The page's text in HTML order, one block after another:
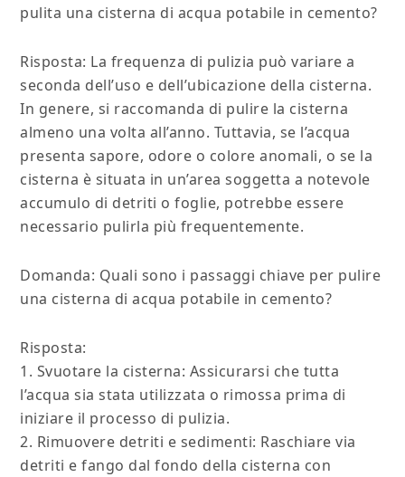
pulita una cisterna di acqua potabile in cemento?
Risposta: La frequenza di pulizia può variare a
seconda dell’uso e dell’ubicazione della cisterna.
In genere, si raccomanda di pulire la cisterna
almeno una volta all’anno. Tuttavia, se l’acqua
presenta sapore, odore o colore anomali, o se la
cisterna è situata in un’area soggetta a notevole
accumulo di detriti o foglie, potrebbe essere
necessario pulirla più frequentemente.
Domanda: Quali sono i passaggi chiave per pulire
una cisterna di acqua potabile in cemento?
Risposta:
1. Svuotare la cisterna: Assicurarsi che tutta
l’acqua sia stata utilizzata o rimossa prima di
iniziare il processo di pulizia.
2. Rimuovere detriti e sedimenti: Raschiare via
detriti e fango dal fondo della cisterna con